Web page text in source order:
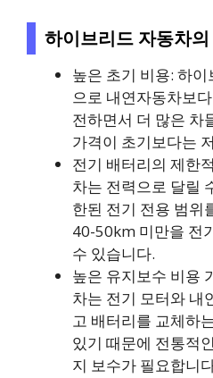
하이브리드 자동차의
높은 초기 비용: 하
으로 내연자동차보
전하면서 더 많은 차
가격이 초기보다는
전기 배터리의 제한
차는 전력으로 달릴
한된 전기 전용 범위
40-50km 미만을 전
수 있습니다.
높은 유지보수 비용
차는 전기 모터와 내
고 배터리를 교체하
있기 때문에 전통적
지 보수가 필요합니